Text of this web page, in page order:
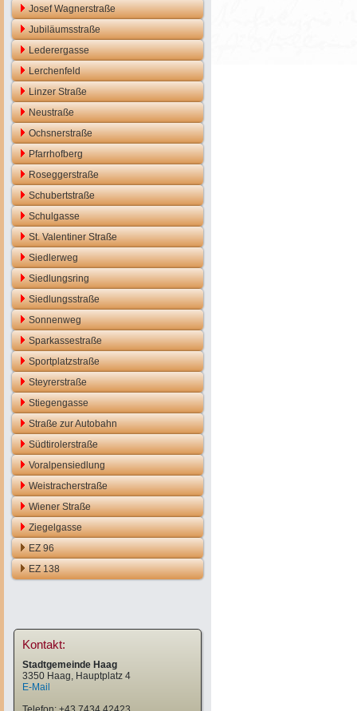
Josef Wagnerstraße
Jubiläumsstraße
Lederergasse
Lerchenfeld
Linzer Straße
Neustraße
Ochsnerstraße
Pfarrhofberg
Roseggerstraße
Schubertstraße
Schulgasse
St. Valentiner Straße
Siedlerweg
Siedlungsring
Siedlungsstraße
Sonnenweg
Sparkassestraße
Sportplatzstraße
Steyrerstraße
Stiegengasse
Straße zur Autobahn
Südtirolerstraße
Voralpensiedlung
Weistracherstraße
Wiener Straße
Ziegelgasse
EZ 96
EZ 138
Kontakt:
Stadtgemeinde Haag
3350 Haag, Hauptplatz 4
E-Mail